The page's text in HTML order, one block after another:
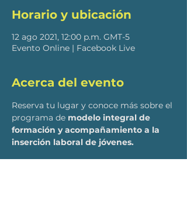
Horario y ubicación
12 ago 2021, 12:00 p.m. GMT-5
Evento Online | Facebook Live
Acerca del evento
Reserva tu lugar y conoce más sobre el
programa de modelo integral de
formación y acompañamiento a la
inserción laboral de jóvenes.